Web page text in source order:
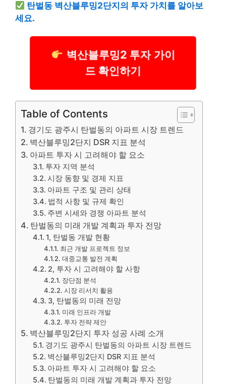
탄벌동 벽산블루밍2단지의 투자 가치를 알아보
세요.
벽산블루밍2 투자 가이
드 확인하기
Table of Contents
경기도 광주시 탄벌동의 아파트 시장 트렌드
벽산블루밍2단지 DSR 지표 분석
아파트 투자 시 고려해야 할 요소
투자 지역 분석
시장 동향 및 경제 지표
아파트 구조 및 관리 상태
법적 사항 및 규제 확인
주변 시세와 경쟁 아파트 분석
탄벌동의 미래 개발 계획과 투자 전망
1, 탄벌동 개발 현황
최근 개발 프로젝트 정보
대중교통 발전 계획
2, 투자 시 고려해야 할 사항
장단점 분석
시장 리서치 활용
3, 탄벌동의 미래 전망
미래 인프라 개발
투자 전략 제안
벽산블루밍2단지 투자 성공 사례 소개
경기도 광주시 탄벌동의 아파트 시장 트렌드
벽산블루밍2단지 DSR 지표 분석
아파트 투자 시 고려해야 할 요소
탄벌동의 미래 개발 계획과 투자 전망